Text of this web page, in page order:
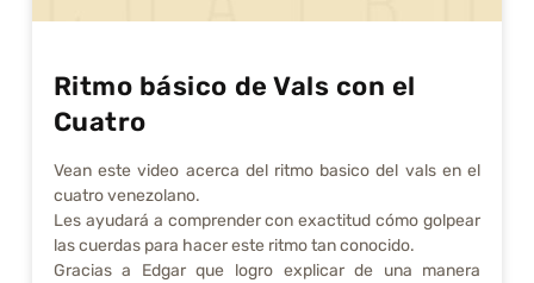
Ritmo básico de Vals con el
Cuatro
Vean este video acerca del ritmo basico del vals en el
cuatro venezolano.
Les ayudará a comprender con exactitud cómo golpear
las cuerdas para hacer este ritmo tan conocido.
Gracias a Edgar que logro explicar de una manera